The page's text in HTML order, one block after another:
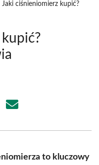
Jaki ciśnieniomierz kupić?
Share
to kluczowy